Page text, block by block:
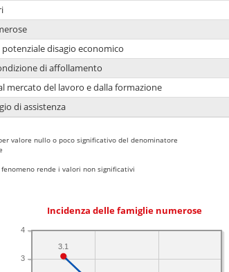
disagio economico
di affollamento
mercato del lavoro e dalla formazione
di assistenza
valore nullo o poco significativo del denominatore
rende i valori non significativi
Incidenza delle famiglie numerose
3
4
3.1